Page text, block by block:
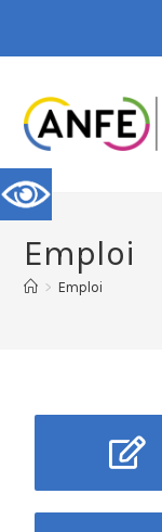
Emploi
> Emploi